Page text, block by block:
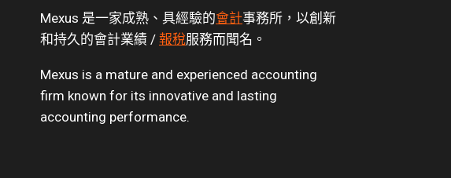
Mexus 是一家成熟、具經驗的會計事務所，以創新
和持久的會計業績 / 報稅服務而聞名。
Mexus is a mature and experienced accounting
firm known for its innovative and lasting
accounting performance.